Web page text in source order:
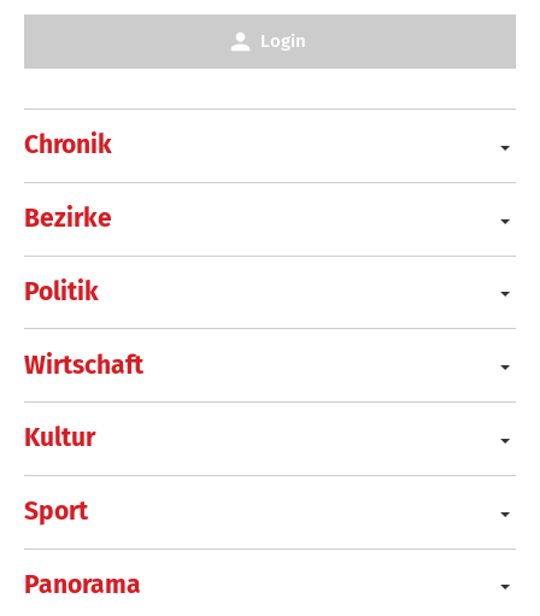
Chronik
Bezirke
Politik
Wirtschaft
Kultur
Sport
Panorama
Login